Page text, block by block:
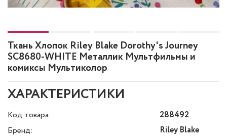
Ткань Хлопок Riley Blake Dorothy's Journey
SC8680-WHITE Металлик Мультфильмы и
комиксы Мультиколор
ХАРАКТЕРИСТИКИ
Код товара:
288492
Бренд:
Riley Blake